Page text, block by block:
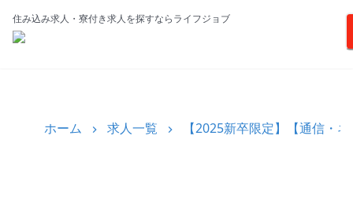
住み込み求人・寮付き求人を探すならライフジョブ
ホーム 求人一覧 【2025新卒限定】【通信・